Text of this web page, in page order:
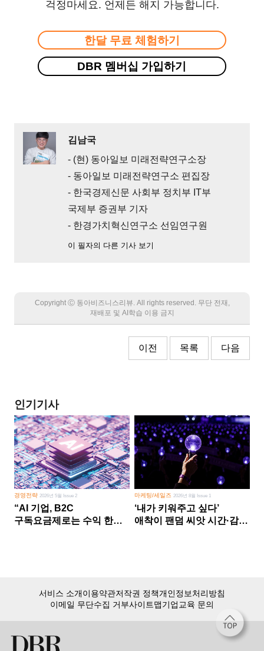
걱정마세요. 언제든 해지 가능합니다.
한달 무료 체험하기
DBR 멤버십 가입하기
김남국
- (현) 동아일보 미래전략연구소장
- 동아일보 미래전략연구소 편집장
- 한국경제신문 사회부 정치부 IT부
국제부 증권부 기자
- 한경가치혁신연구소 선임연구원
이 필자의 다른 기사 보기
Copyright Ⓒ 동아비즈니스리뷰. All rights reserved. 무단 전재,
재배포 및 AI학습 이용 금지
이전 목록 다음
인기기사
경영전략 2026년 5월 Issue 2
“AI 기업, B2C
구독요금제로는 수익 한계
마케팅/세일즈 2026년 8월 Issue 1
‘내가 키워주고 싶다’
애착이 팬덤 씨앗 시간·감정
서비스 소개이용약관저작권 정책개인정보처리방침
이메일 무단수집 거부사이트맵기업교육 문의